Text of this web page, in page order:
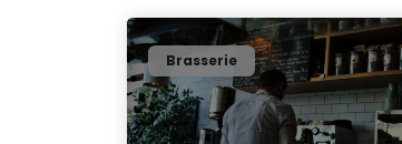
Brasserie